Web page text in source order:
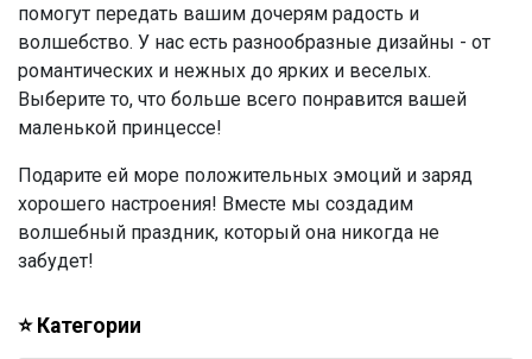
помогут передать вашим дочерям радость и
волшебство. У нас есть разнообразные дизайны - от
романтических и нежных до ярких и веселых.
Выберите то, что больше всего понравится вашей
маленькой принцессе!
Подарите ей море положительных эмоций и заряд
хорошего настроения! Вместе мы создадим
волшебный праздник, который она никогда не
забудет!
⭐ Категории